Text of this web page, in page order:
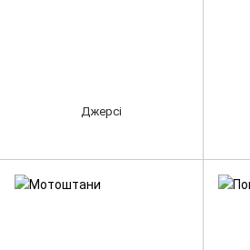
Джерсі